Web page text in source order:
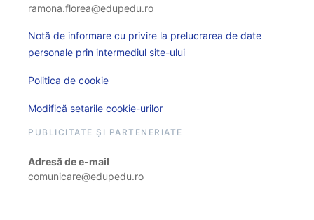
ramona.florea@edupedu.ro
Notă de informare cu privire la prelucrarea de date
personale prin intermediul site-ului
Politica de cookie
Modifică setarile cookie-urilor
PUBLICITATE ȘI PARTENERIATE
Adresă de e-mail
comunicare@edupedu.ro